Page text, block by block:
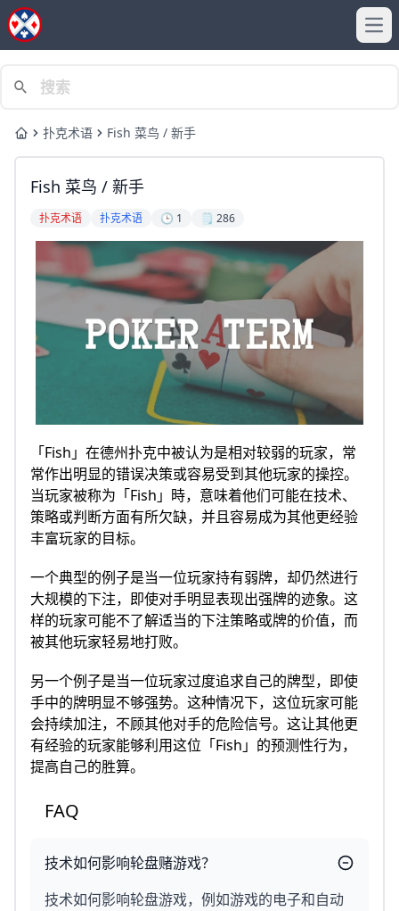
Home扑克术语 Fish 菜鸟 / 新手
Fish 菜鸟 / 新手
扑克术语 扑克术语 🕒 1 🗒️ 286
「Fish」在德州扑克中被认为是相对较弱的玩家，常
常作出明显的错误决策或容易受到其他玩家的操控。
当玩家被称为「Fish」時，意味着他们可能在技术、
策略或判断方面有所欠缺，并且容易成为其他更经验
丰富玩家的目标。
一个典型的例子是当一位玩家持有弱牌，却仍然进行
大规模的下注，即使对手明显表现出强牌的迹象。这
样的玩家可能不了解适当的下注策略或牌的价值，而
被其他玩家轻易地打败。
另一个例子是当一位玩家过度追求自己的牌型，即使
手中的牌明显不够强势。这种情况下，这位玩家可能
会持续加注，不顾其他对手的危险信号。这让其他更
有经验的玩家能够利用这位「Fish」的预测性行为，
提高自己的胜算。
FAQ
技术如何影响轮盘赌游戏？
技术如何影响轮盘游戏，例如游戏的电子和自动